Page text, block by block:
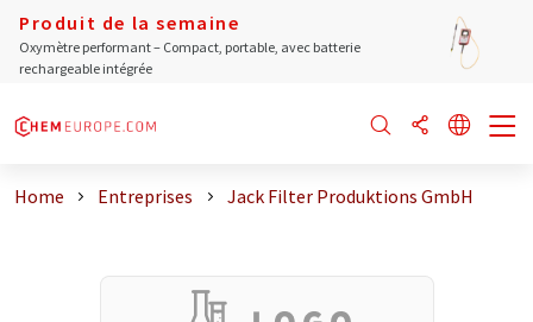
Produit de la semaine
Oxymètre performant – Compact, portable, avec batterie
rechargeable intégrée
Home Entreprises Jack Filter Produktions GmbH